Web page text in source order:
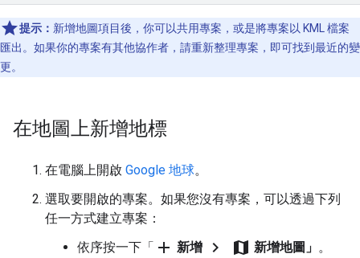
提示： 新增地圖項目後，你可以共用專案，或是將專案以 KML 檔案
匯出。如果你的專案有其他協作者，請重新整理專案，即可找到最近的變
更。
在地圖上新增地標
在電腦上開啟 Google 地球。
選取要開啟的專案。如果您沒有專案，可以透過下列
任一方式建立專案：
依序按一下「 add 新增 chevron_right map 新增地圖」 。